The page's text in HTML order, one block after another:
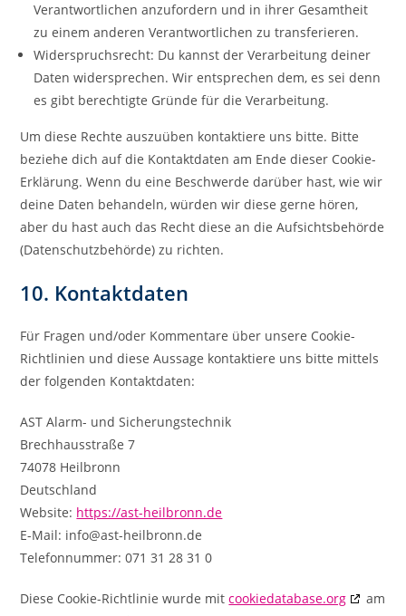
Verantwortlichen anzufordern und in ihrer Gesamtheit
zu einem anderen Verantwortlichen zu transferieren.
Widerspruchsrecht: Du kannst der Verarbeitung deiner
Daten widersprechen. Wir entsprechen dem, es sei denn
es gibt berechtigte Gründe für die Verarbeitung.
Um diese Rechte auszuüben kontaktiere uns bitte. Bitte
beziehe dich auf die Kontaktdaten am Ende dieser Cookie-
Erklärung. Wenn du eine Beschwerde darüber hast, wie wir
deine Daten behandeln, würden wir diese gerne hören,
aber du hast auch das Recht diese an die Aufsichtsbehörde
(Datenschutzbehörde) zu richten.
10. Kontaktdaten
Für Fragen und/oder Kommentare über unsere Cookie-
Richtlinien und diese Aussage kontaktiere uns bitte mittels
der folgenden Kontaktdaten:
AST Alarm- und Sicherungstechnik
Brechhausstraße 7
74078 Heilbronn
Deutschland
Website: https://ast-heilbronn.de
E-Mail: info@ast-heilbronn.de
Telefonnummer: 071 31 28 31 0
Diese Cookie-Richtlinie wurde mitcookiedatabase.org
am